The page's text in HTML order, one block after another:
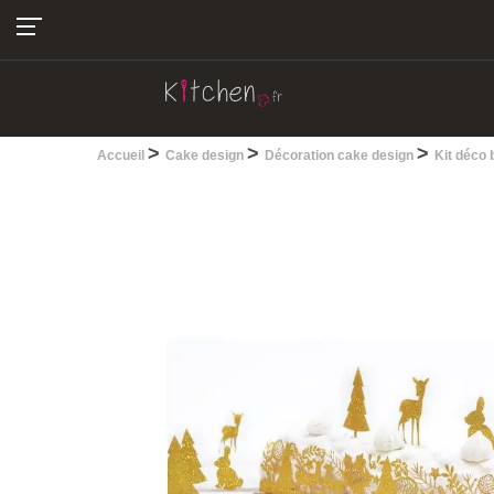
Accueil > Cake design > Décoration cake design > Kit déco